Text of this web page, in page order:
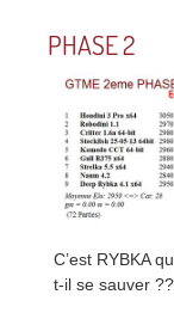
PHASE 2
C’est RYBKA
t-il se sauver